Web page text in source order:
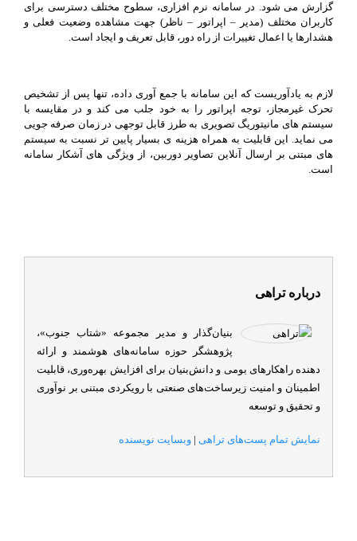
گزارش می شود. در سامانه نرم افزاری، سطوح مختلف دسترسی برای
کاربران مختلف (مدیر – اپراتور – ناظر) جهت مشاهده وضعیت فعلی و
هشدارها یا اعمال تغییرات از راه دور، قابل تعریف و ایجاد است.
لازم به یادآوریست که این سامانه با جمع آوری داده، تنها پس از تشخیص
تحرک غیرمجاز، توجه اپراتور را به خود جلب می کند و در مقایسه با
سیستم های مانیتوریگ تصویری به طرز قابل توجهی در زمان صرفه جویی
می نماید. این قابلیت به همراه هزینه ی بسیار پایین تر نسبت به سیستم
های مبتنی بر ارسال آنلاین تصاویر دوربین، از ویژگی های آشکار سامانه
است.
درباره تراهی
بنیان‌گذار و مدیر مجموعه «شتاب جنوب»،
پژوهشگر حوزه سامانه‌های هوشمند و ارائه
دهنده راهکارهای بومی و دانش‌بنیان برای افزایش بهره‌وری، قابلیت
اطمینان و امنیت زیرساخت‌های صنعتی با رویکردی مبتنی بر نوآوری
و تحقیق و توسعه
نمایش تمام پست‌های تراهی | وبسایت نویسنده